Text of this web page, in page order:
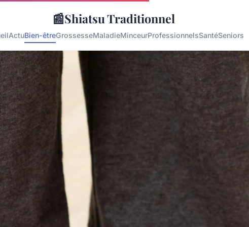
📰Shiatsu Traditionnel
ActuBien-êtreGrossesseMaladieMinceurProfessionnelsSantéSeniors